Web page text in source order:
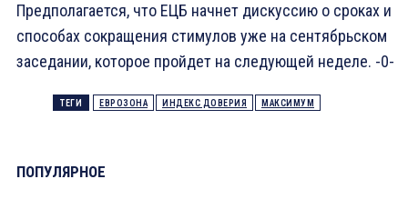
Предполагается, что ЕЦБ начнет дискуссию о сроках и
способах сокращения стимулов уже на сентябрьском
заседании, которое пройдет на следующей неделе. -0-
ТЕГИ ЕВРОЗОНА ИНДЕКС ДОВЕРИЯ МАКСИМУМ
ПОПУЛЯРНОЕ